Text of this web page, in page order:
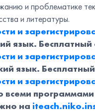
и проблематике
и литературы.
и
язык.
и
язык.
и
всеми
на